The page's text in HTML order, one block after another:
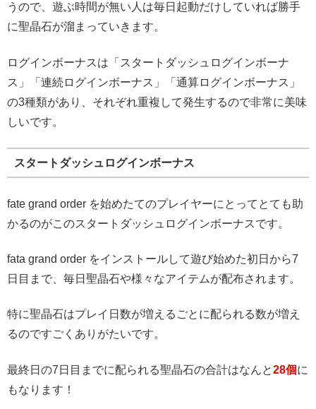
うので、遊ぶ時間が無い人は毎日起動だけしていれば勝手
に聖晶石が溜まっていきます。
ログインボーナスは「スタートダッシュログインボーナ
ス」「連続ログインボーナス」「通算ログインボーナス」
の3種類があり、それぞれ重複して発生するので非常に美味
しいです。
スタートダッシュログインボーナス
fate grand order を始めたてのプレイヤーにとってとても助
かるのがこのスタートダッシュログインボーナスです。
fata grand order をインストールして遊び始めた初日から7
日目まで、毎日聖晶石や様々なアイテムが配布されます。
特に聖晶石はプレイ日数が増えるごとに配られる数が増え
るのですごくありがたいです。
最終日の7日目までに配られる聖晶石の合計はなんと28個に
もなります！